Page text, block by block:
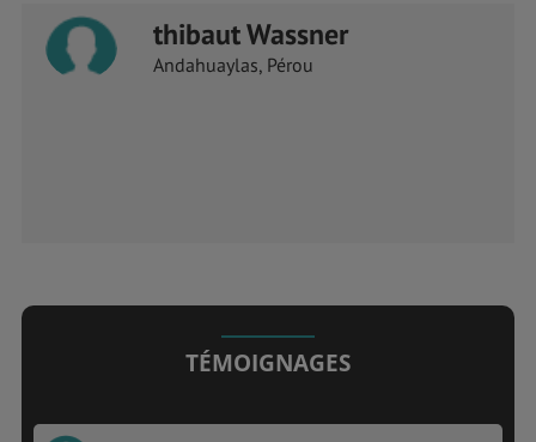
thibaut Wassner
Andahuaylas, Pérou
TÉMOIGNAGES